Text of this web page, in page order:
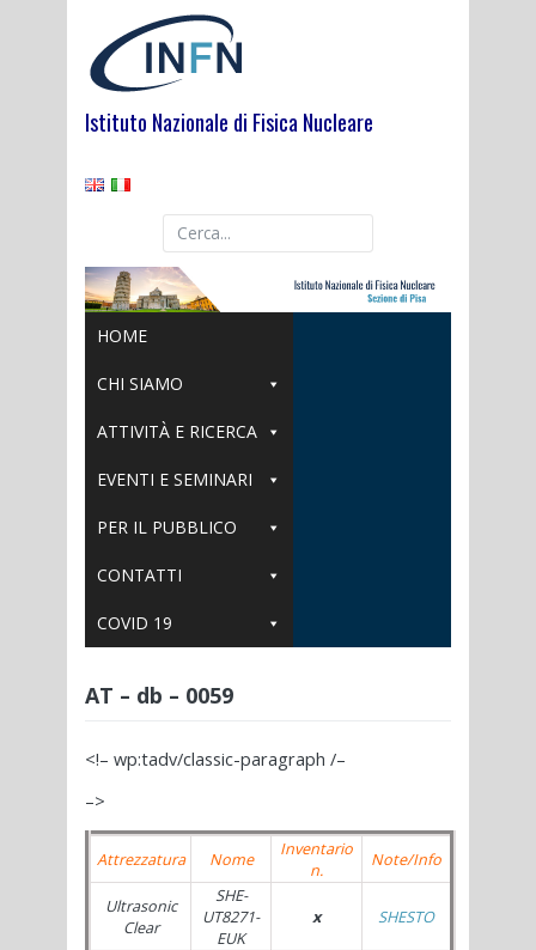
Istituto Nazionale di Fisica Nucleare
HOME
CHI SIAMO
ATTIVITÀ E RICERCA
EVENTI E SEMINARI
PER IL PUBBLICO
CONTATTI
COVID 19
AT – db – 0059
<!– wp:tadv/classic-paragraph /–
–>
Attrezzatura Nome
Inventario
n.
Note/Info
Ultrasonic
Clear
SHE-
UT8271-
EUK
x SHESTO